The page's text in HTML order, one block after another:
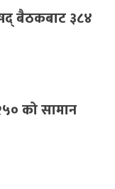
बैठकबाट ३८४
को सामान